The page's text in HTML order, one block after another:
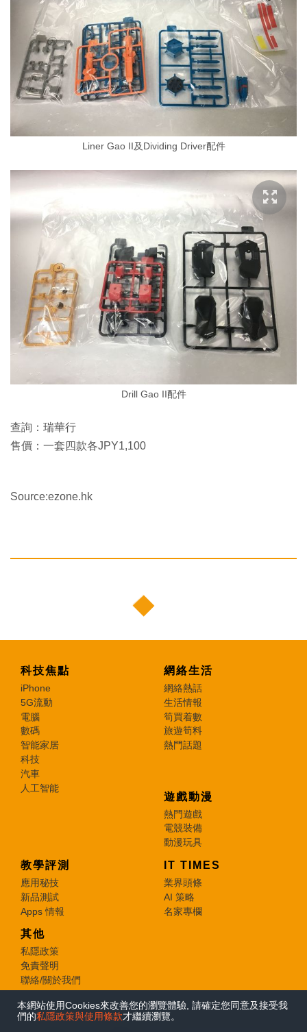
本網站使用Cookies來改善您的瀏覽體驗, 請確定您同意及接受我
們的私隱政策與使用條款才繼續瀏覽。
Liner Gao II及Dividing Driver配件
Drill Gao II配件
查詢：瑞華行
售價：一套四款各JPY1,100
Source:ezone.hk
科技焦點
iPhone
5G流動
電腦
數碼
智能家居
科技
汽車
人工智能
網絡生活
網絡熱話
生活情報
筍買着數
旅遊筍料
熱門話題
遊戲動漫
熱門遊戲
電競裝備
動漫玩具
教學評測
應用秘技
新品測試
Apps 情報
IT TIMES
業界頭條
AI 策略
名家專欄
其他
私隱政策
免責聲明
聯絡/關於我們
© 2026 e-zone. All Rights Reserved.